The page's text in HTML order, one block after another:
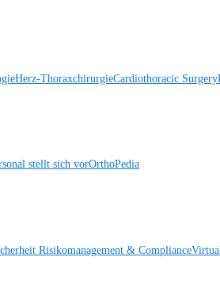
Herz-ThoraxchirurgieCardiothoracic Surgery
stellt sich vorOrthoPedia
Risikomanagement & Compliance